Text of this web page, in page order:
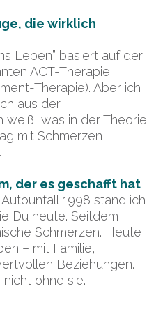
die wirklich
Leben” basiert auf der
ACT-Therapie
Therapie). Aber ich
aus der
weiß, was in der Theorie
mit Schmerzen
der es geschafft hat
1998 stand ich
Du heute. Seitdem
Schmerzen. Heute
– mit Familie,
Beziehungen.
ohne sie.